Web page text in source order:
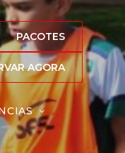
PACOTES
AGORA